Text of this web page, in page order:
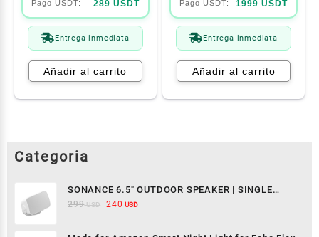
289 USDT
Entrega inmediata
Añadir al carrito
1999 USDT
Entrega inmediata
Añadir al carrito
SONANCE 6.5" OUTDOOR SPEAKER | SINGLE
SPEAKER | MAG06V2 | WHITE
299USD 240 USD